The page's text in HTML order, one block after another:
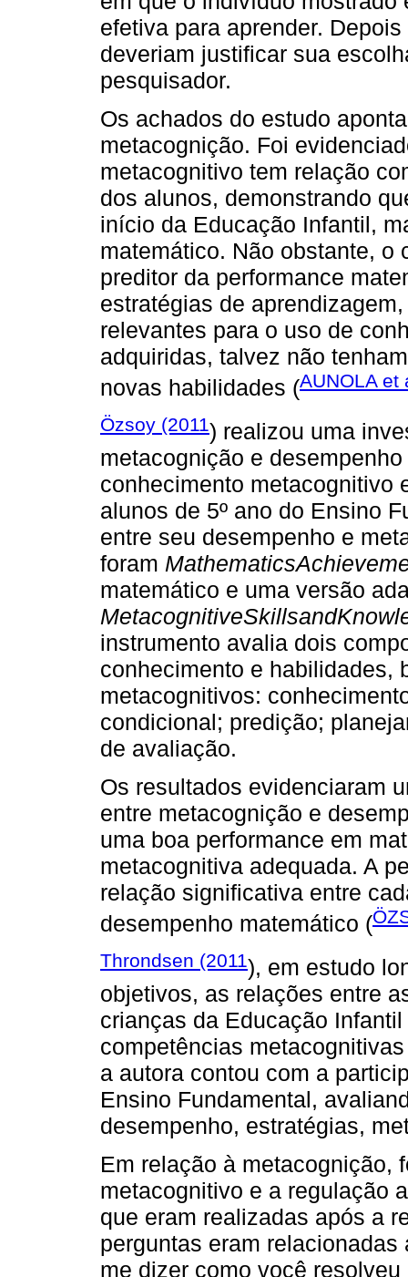
efetiva para aprender.
deveriam justificar sua
pesquisador.
Os achados do estudo
metacognição. Foi
metacognitivo tem relação
dos alunos, demonstrando
início da Educação Infantil,
matemático. Não obstante, o
preditor da performance
estratégias de
relevantes para o uso de
adquiridas, talvez não
novas habilidades (AUNOLA et
Özsoy (2011) realizou uma
metacognição e
conhecimento metacognitivo
alunos de 5º ano do Ensino
entre seu desempenho e
foram
matemático e uma versão
instrumento avalia dois
conhecimento e habilidades,
metacognitivos:
condicional; predição;
de avaliação.
Os resultados evidenciaram
entre metacognição e
uma boa performance em
metacognitiva adequada. A
relação significativa entre
desempenho matemático (
Throndsen (2011), em estudo
objetivos, as relações entre
crianças da Educação
competências
a autora contou com a
Ensino Fundamental,
desempenho, estratégias,
Em relação à metacognição,
metacognitivo e a regulação
que eram realizadas após a
perguntas eram
me dizer como você